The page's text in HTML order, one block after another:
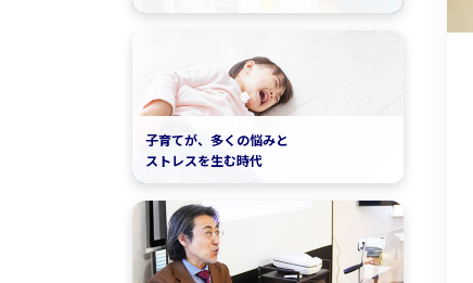
子育てが、多くの悩みと
ストレスを生む時代